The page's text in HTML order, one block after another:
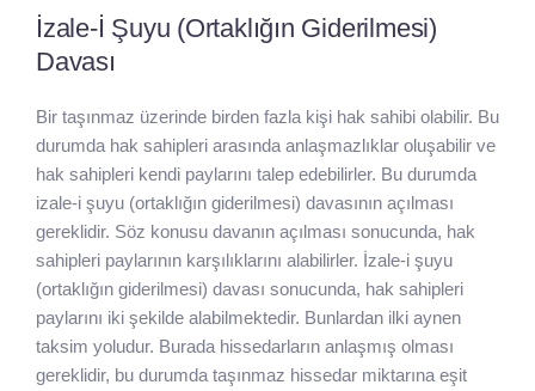
İzale-İ Şuyu (Ortaklığın Giderilmesi)
Davası
Bir taşınmaz üzerinde birden fazla kişi hak sahibi olabilir. Bu
durumda hak sahipleri arasında anlaşmazlıklar oluşabilir ve
hak sahipleri kendi paylarını talep edebilirler. Bu durumda
izale-i şuyu (ortaklığın giderilmesi) davasının açılması
gereklidir. Söz konusu davanın açılması sonucunda, hak
sahipleri paylarının karşılıklarını alabilirler. İzale-i şuyu
(ortaklığın giderilmesi) davası sonucunda, hak sahipleri
paylarını iki şekilde alabilmektedir. Bunlardan ilki aynen
taksim yoludur. Burada hissedarların anlaşmış olması
gereklidir, bu durumda taşınmaz hissedar miktarına eşit